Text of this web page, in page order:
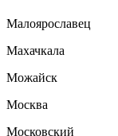
Малоярославец
Махачкала
Можайск
Москва
Московский